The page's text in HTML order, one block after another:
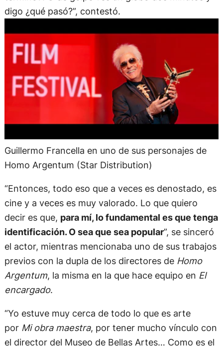
digo ¿qué pasó?”, contestó.
Guillermo Francella en uno de sus personajes de
Homo Argentum (Star Distribution)
“Entonces, todo eso que a veces es denostado, es
cine y a veces es muy valorado. Lo que quiero
decir es que, para mí, lo fundamental es que tenga
identificación. O sea que sea popular”, se sinceró
el actor, mientras mencionaba uno de sus trabajos
previos con la dupla de los directores de Homo
Argentum, la misma en la que hace equipo en El
encargado.
“Yo estuve muy cerca de todo lo que es arte
por Mi obra maestra, por tener mucho vínculo con
el director del Museo de Bellas Artes… Como es el